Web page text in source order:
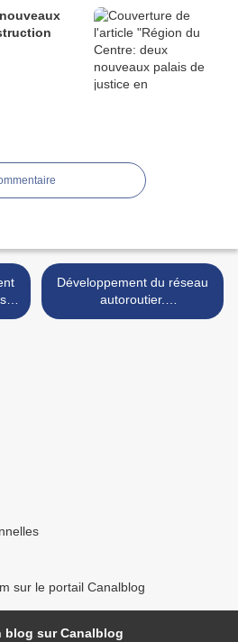
Développement du réseau
autoroutier.
L’implémentation d’une
sur le portail Canalblog
blog sur Canalblog